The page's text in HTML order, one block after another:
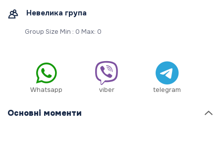
Невелика група
Group Size Min : 0 Max: 0
Whatsapp viber telegram
Основні моменти